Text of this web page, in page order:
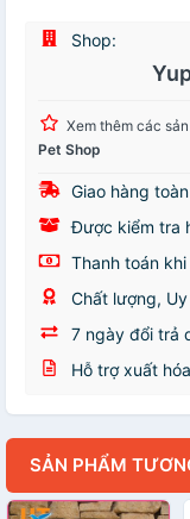
Shop:
Xem thêm các
Pet Shop
Giao hàng
Được kiểm tra
Thanh toán
Chất lượng,
7 ngày đổi trả
Hỗ trợ xuất
SẢN PHẨM